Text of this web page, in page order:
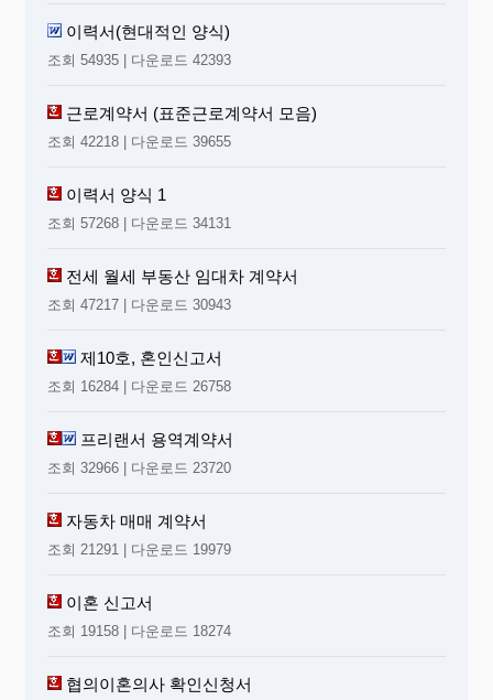
이력서(현대적인 양식)
조회 54935 | 다운로드 42393
근로계약서 (표준근로계약서 모음)
조회 42218 | 다운로드 39655
이력서 양식 1
조회 57268 | 다운로드 34131
전세 월세 부동산 임대차 계약서
조회 47217 | 다운로드 30943
제10호, 혼인신고서
조회 16284 | 다운로드 26758
프리랜서 용역계약서
조회 32966 | 다운로드 23720
자동차 매매 계약서
조회 21291 | 다운로드 19979
이혼 신고서
조회 19158 | 다운로드 18274
협의이혼의사 확인신청서